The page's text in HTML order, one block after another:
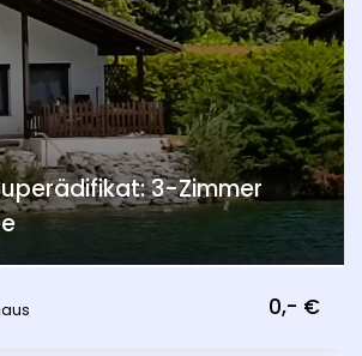
3-Zimmer
0,- €